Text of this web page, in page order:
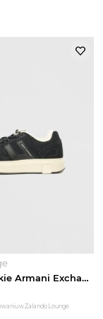
Sneakersy niskie Armani Exchange czarny
w Zalando Lounge